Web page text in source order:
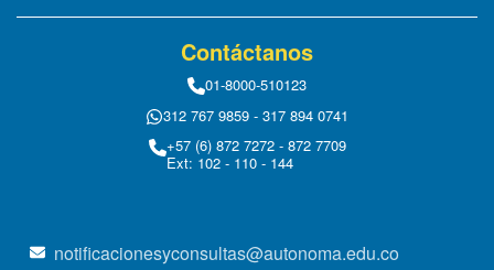
Contáctanos
01-8000-510123
312 767 9859 - 317 894 0741
+57 (6) 872 7272 - 872 7709
Ext: 102 - 110 - 144
notificacionesyconsultas@autonoma.edu.co